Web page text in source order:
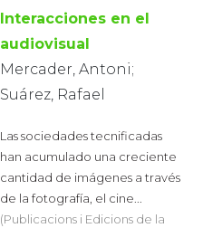
Interacciones en el
audiovisual
Mercader, Antoni;
Suárez, Rafael
Las sociedades tecnificadas
han acumulado una creciente
cantidad de imágenes a través
de la fotografía, el cine...
(Publicacions i Edicions de la